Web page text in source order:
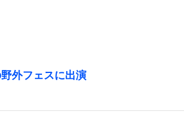
外フェスに出演